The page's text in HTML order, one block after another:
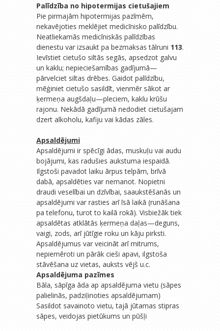
Palīdzība no hipotermijas cietušajiem
Pie pirmajām hipotermijas pazīmēm,
nekavējoties meklējiet medicīnisko palīdzību.
Neatliekamās medicīniskās palīdzības
dienestu var izsaukt pa bezmaksas tālruni 113.
Ievīstiet cietušo siltās segās, apsedzot galvu
un kaklu; nepieciešamības gadījumā—
pārvelciet siltas drēbes. Gaidot palīdzību,
mēģiniet cietušo sasildīt, vienmēr sākot ar
ķermeņa augšdaļu—pleciem, kaklu krūšu
rajonu. Nekādā gadījumā nedodiet cietušajam
dzert alkoholu, kafiju vai kādas zāles.
Apsaldējumi
Apsaldējumi ir spēcīgi ādas, muskuļu vai audu
bojājumi, kas radušies aukstuma iespaidā.
Ilgstoši pavadot laiku ārpus telpām, brīvā
dabā, apsaldēties var nemanot. Nopietni
draudi veselībai un dzīvībai, saaukstēšanās un
apsaldējumi var rasties arī īsā laikā (runāšana
pa telefonu, turot to kailā rokā). Visbiežāk tiek
apsaldētas atklātās ķermeņa daļas—deguns,
vaigi, zods, arī jūtīgie roku un kāju pirksti.
Apsaldējumus var veicināt arī mitrums,
nepiemēroti un pārāk cieši apavi, ilgstoša
stāvēšana uz vietas, auksts vējš u.c.
Apsaldējuma pazīmes
Bāla, sāpīga āda ap apsaldējuma vietu (sāpes
palielinās, padziļinoties apsaldējumam)
Sasildot savainoto vietu, tajā jūtamas stipras
sāpes, veidojas pietūkums un pūšļi